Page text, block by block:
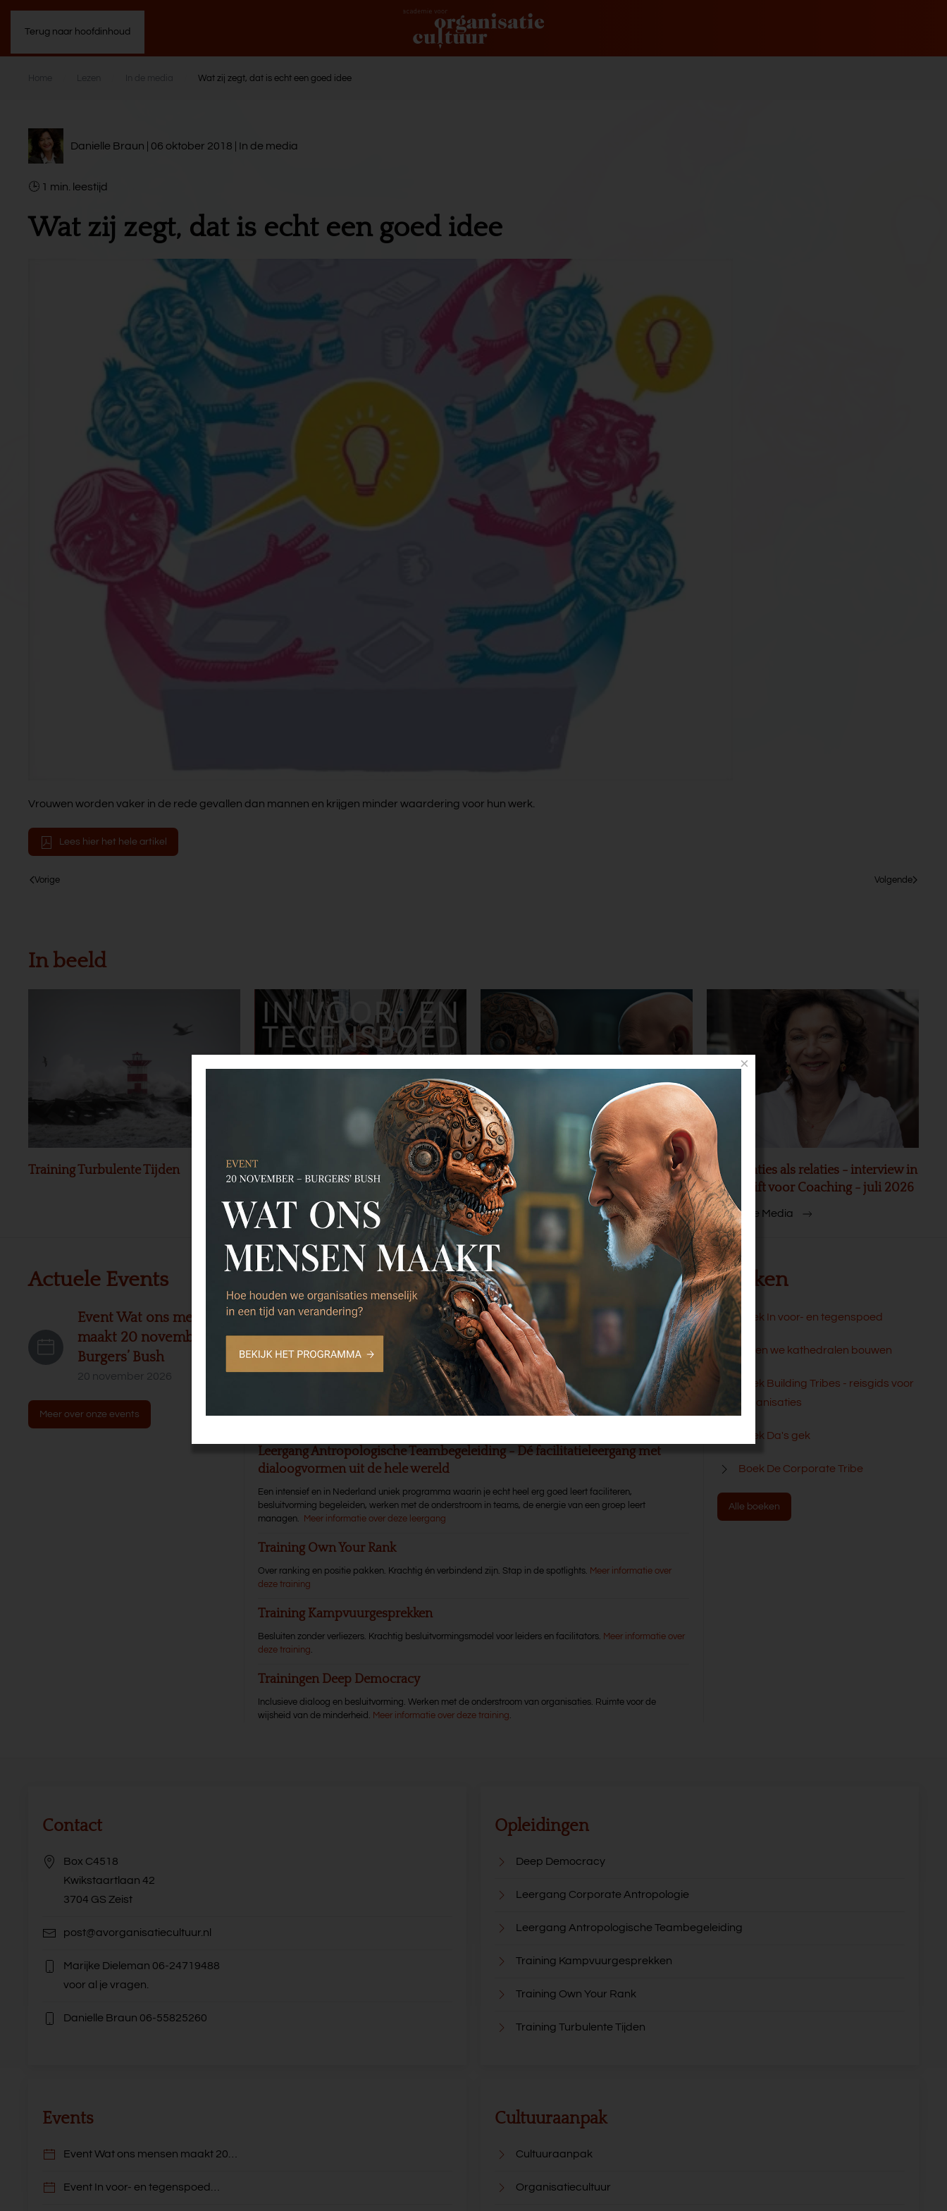
Terug naar hoofdinhoud
Home Lezen In de media Wat zij zegt, dat is echt een goed idee
Danielle Braun | 06 oktober 2018 | In de media
1 min.
Wat zij zegt, dat is echt een goed idee
Vrouwen worden vaker in de rede gevallen dan mannen en krijgen minder waardering voor hun werk.
Lees hier het hele artikel
Vorige Volgende
In beeld
Training Turbulente Tijden Preview Boek In voor- en tegenspoed
Event Wat ons mensen maakt 20
november Burgers’ Bush
Organisaties als relaties - interview in
Tijdschrift voor Coaching - juli 2026
Meer In de Media
Actuele Events
Event Wat ons mensen
maakt 20 november
Burgers’ Bush
20 november 2026
Meer over onze events
Leergang, trainingen, congressen
Leergang Organisatiecultuur. Corporate Antropologie – echt aan de slag met
organisatiecultuur
Intensieve en unieke leergang voor leiders en veranderaars.Meer informatie over deze leergang
Training Turbulente Tijden - stevig blijven staan in de storm
Een tweedaagse training over transitie en transformatie in turbulente tijden. Voor leiders en voor
Leergang Antropologische Teambegeleiding - Dé facilitatieleergang met
dialoogvormen uit de hele wereld
Een intensief en in Nederland uniek programma waarin je echt heel erg goed leert faciliteren,
besluitvorming begeleiden, werken met de onderstroom in teams, de energie van een groep leert
managen.
Meer informatie over deze leergang
Training Own Your Rank
Over ranking en positie pakken. Krachtig én verbindend zijn. Stap in de spotlights. Meer informatie over
deze training
Training Kampvuurgesprekken
Besluiten zonder verliezers. Krachtig besluitvormingsmodel voor leiders en facilitators. Meer informatie over
deze training.
Trainingen Deep Democracy
Inclusieve dialoog en besluitvorming. Werken met de onderstroom van organisaties. Ruimte voor de
wijsheid van de minderheid. Meer informatie over deze training.
Boeken
Boek In voor- en tegenspoed
Laten we kathedralen bouwen
Boek Building Tribes - reisgids voor
organisaties
Boek Da's gek
Boek De Corporate Tribe
Alle boeken
Contact
Box C4518
Kwikstaartlaan 42
3704 GS Zeist
post@avorganisatiecultuur.nl
Marijke Dieleman 06-24719488
voor al je vragen.
Danielle Braun 06-55825260
Opleidingen
Deep Democracy
Leergang Corporate Antropologie
Leergang Antropologische Teambegeleiding
Training Kampvuurgesprekken
Training Own Your Rank
Training Turbulente Tijden
Events
Event Wat ons mensen maakt 20…
Event In voor- en tegenspoed…
Cultuuraanpak
Cultuuraanpak
Organisatiecultuur
×